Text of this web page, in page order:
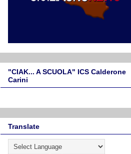
"CIAK... A SCUOLA" ICS Calderone
Carini
Translate